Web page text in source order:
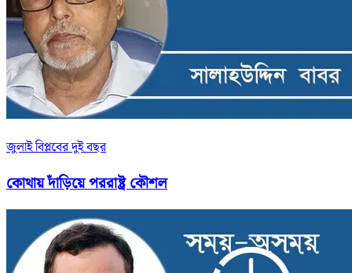
জুলাই বিপ্লবের দুই বছর
কোথায় দাঁড়িয়ে পররাষ্ট্র কৌশল